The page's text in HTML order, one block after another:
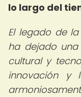
lo largo del
El legado de
ha dejado
cultural y
innovación y